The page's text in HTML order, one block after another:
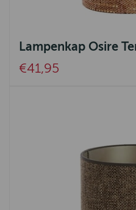
Lampenkap Osire
€41,95